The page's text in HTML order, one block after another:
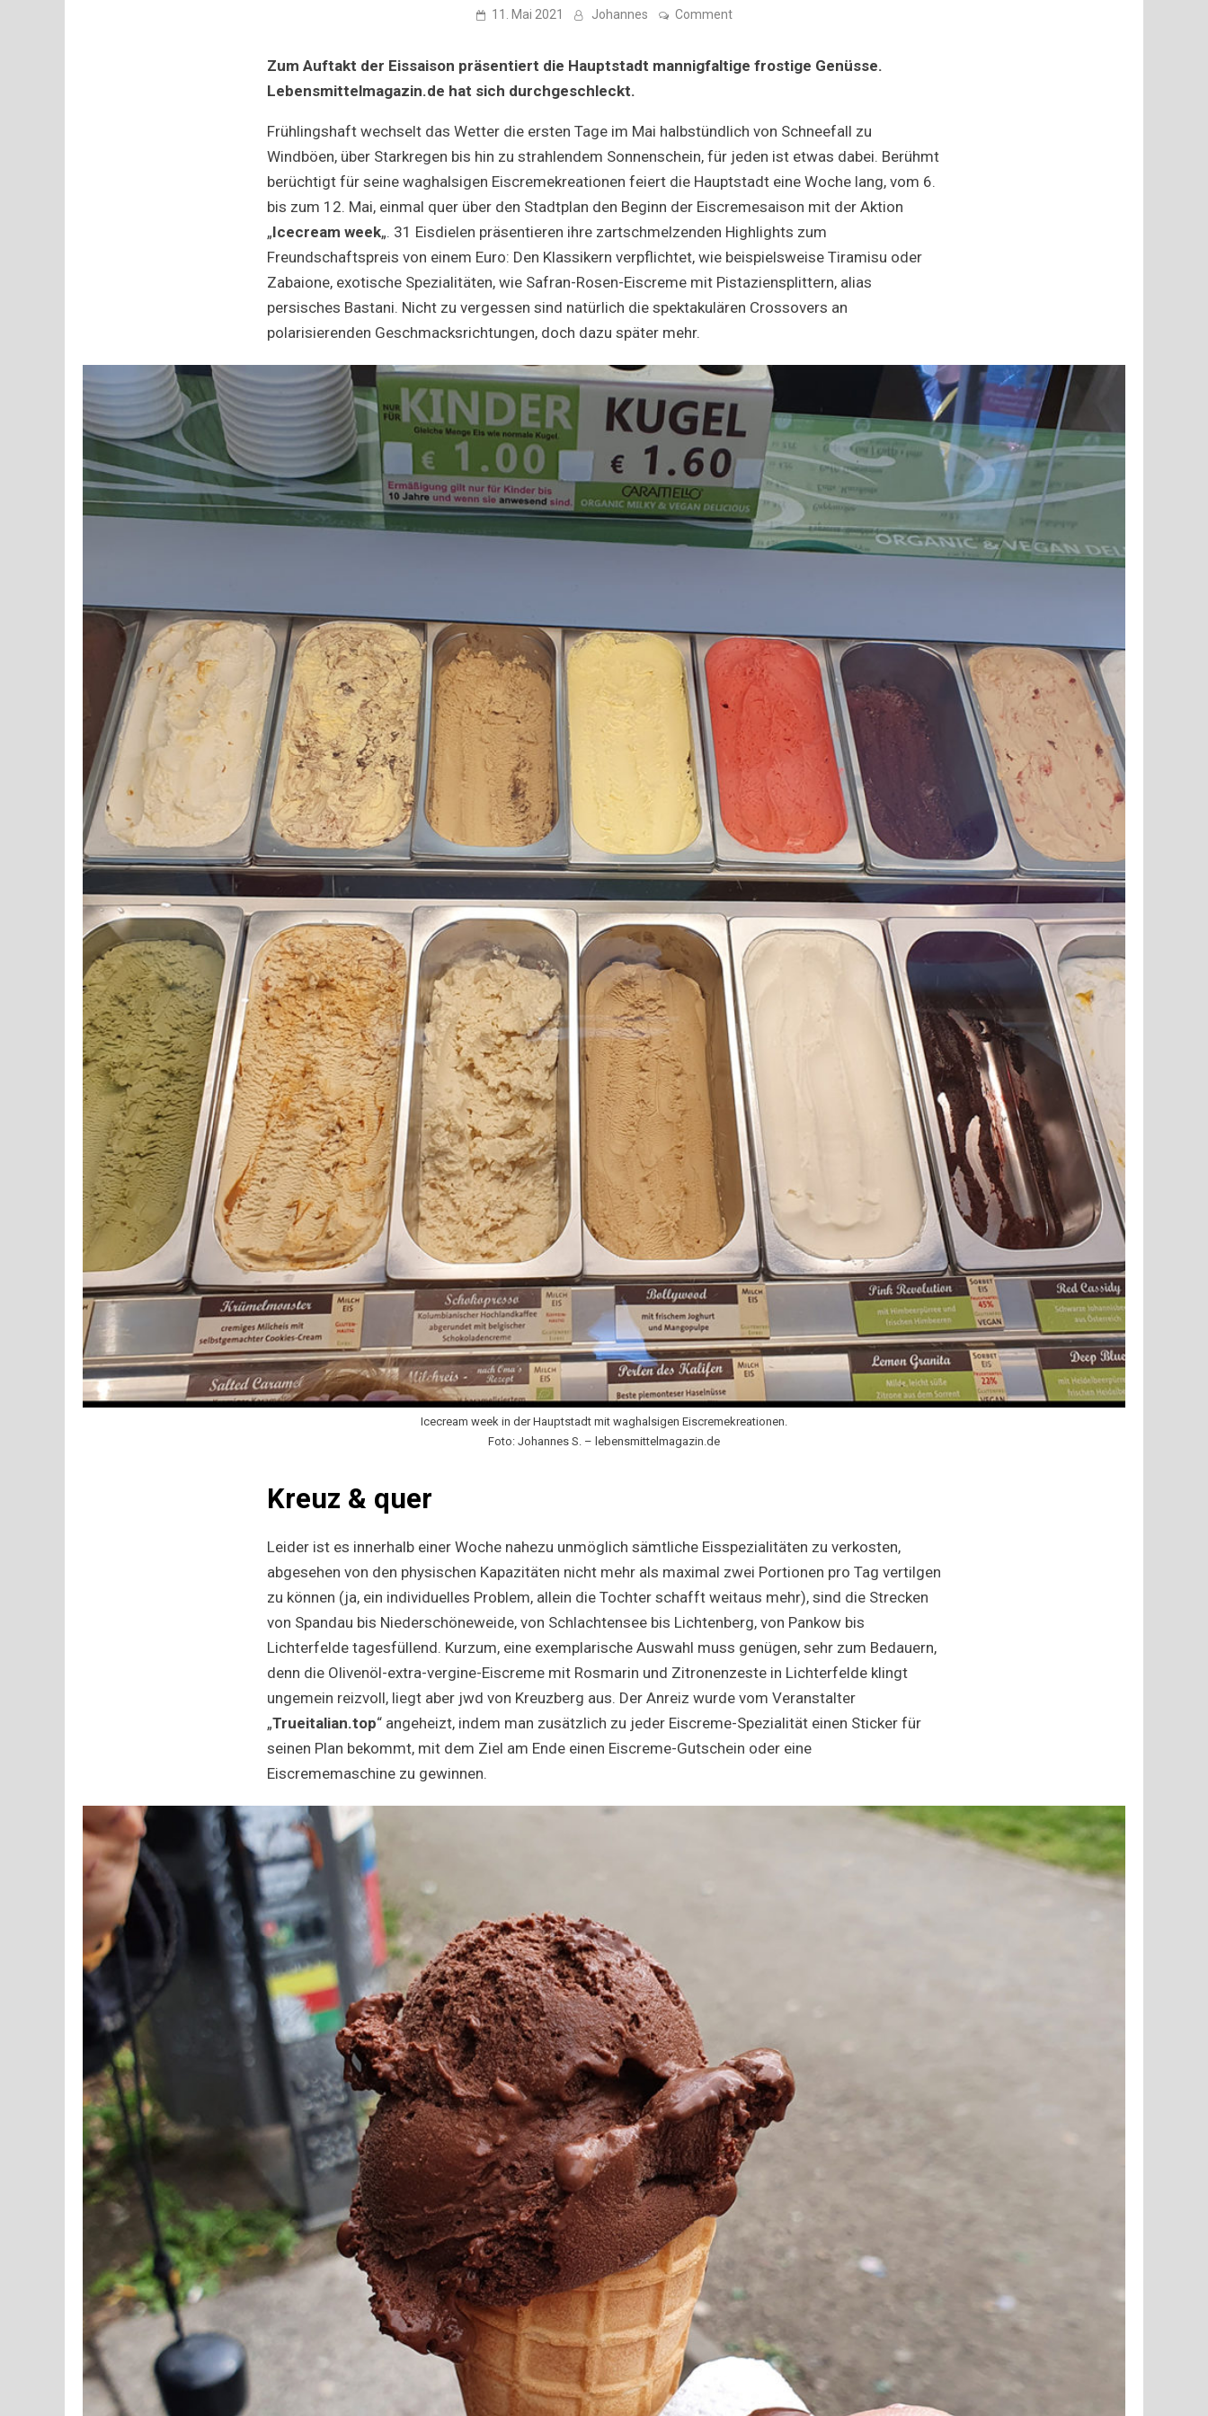
11. Mai 2021 Johannes Commenton
–
der
Zum Auftakt der Eissaison präsentiert die Hauptstadt mannigfaltige frostige Genüsse.
Lebensmittelmagazin.de hat sich durchgeschleckt.
Frühlingshaft wechselt das Wetter die ersten Tage im Mai halbstündlich von Schneefall zu
Windböen, über Starkregen bis hin zu strahlendem Sonnenschein, für jeden ist etwas dabei. Berühmt
berüchtigt für seine waghalsigen Eiscremekreationen feiert die Hauptstadt eine Woche lang, vom 6.
bis zum 12. Mai, einmal quer über den Stadtplan den Beginn der Eiscremesaison mit der Aktion
„Icecream week„. 31 Eisdielen präsentieren ihre zartschmelzenden Highlights zum
Freundschaftspreis von einem Euro: Den Klassikern verpflichtet, wie beispielsweise Tiramisu oder
Zabaione, exotische Spezialitäten, wie Safran-Rosen-Eiscreme mit Pistaziensplittern, alias
persisches Bastani. Nicht zu vergessen sind natürlich die spektakulären Crossovers an
polarisierenden Geschmacksrichtungen, doch dazu später mehr.
Icecream week in der Hauptstadt mit waghalsigen Eiscremekreationen.
Foto: Johannes S. – lebensmittelmagazin.de
Kreuz & quer
Leider ist es innerhalb einer Woche nahezu unmöglich sämtliche Eisspezialitäten zu verkosten,
abgesehen von den physischen Kapazitäten nicht mehr als maximal zwei Portionen pro Tag vertilgen
zu können (ja, ein individuelles Problem, allein die Tochter schafft weitaus mehr), sind die Strecken
von Spandau bis Niederschöneweide, von Schlachtensee bis Lichtenberg, von Pankow bis
Lichterfelde tagesfüllend. Kurzum, eine exemplarische Auswahl muss genügen, sehr zum Bedauern,
denn die Olivenöl-extra-vergine-Eiscreme mit Rosmarin und Zitronenzeste in Lichterfelde klingt
ungemein reizvoll, liegt aber jwd von Kreuzberg aus. Der Anreiz wurde vom Veranstalter
„Trueitalian.top“ angeheizt, indem man zusätzlich zu jeder Eiscreme-Spezialität einen Sticker für
seinen Plan bekommt, mit dem Ziel am Ende einen Eiscreme-Gutschein oder eine
Eiscrememaschine zu gewinnen.